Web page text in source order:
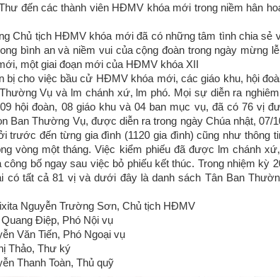
đến các thành viên HĐMV khóa mới trong niềm hân
Chủ tịch HĐMV khóa mới đã có những tâm tình chia sẻ
bình an và niềm vui của cộng đoàn trong ngày mừng
một giai đoạn mới của HĐMV khóa XII
bị cho việc bầu cử HĐMV khóa mới, các giáo khu, hội
Vụ và lm chánh xứ, lm phó. Mọi sự diễn ra
hội đoàn, 08 giáo khu và 04 ban mục vụ, đã có 76 vị
Ban Thường Vụ, được diễn ra trong ngày Chúa nhật, 07/
trước đến từng gia đình (1120 gia đình) cũng như thông
vòng một tháng. Việc kiểm phiếu đã được lm chánh
bố ngay sau việc bỏ phiếu kết thúc. Trong nhiệm kỳ
có tất cả 81 vị và dưới đây là danh sách Tân Ban
Nguyễn Trường Sơn, Chủ tịch HĐMV
Điệp, Phó Nội vụ
Văn Tiến, Phó Ngoại vụ
Thảo, Thư ký
Thanh Toàn, Thủ quỹ